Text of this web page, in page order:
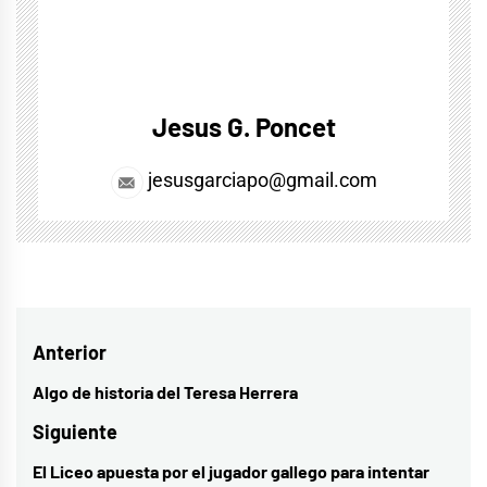
Jesus G. Poncet
jesusgarciapo@gmail.com
Navegación
de
entradas
Anterior
Entrada
anterior:
Algo de historia del Teresa Herrera
Siguiente
Entrada
El Liceo apuesta por el jugador gallego para intentar